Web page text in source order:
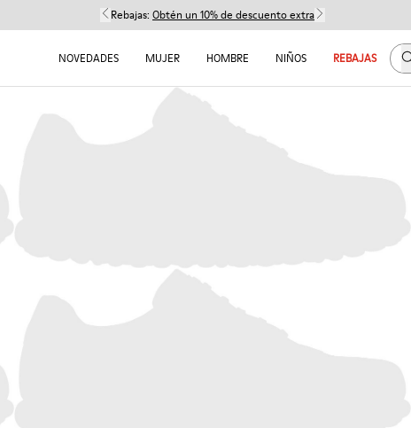
Rebajas: Obtén un 10% de descuento extra
NOVEDADES MUJER HOMBRE NIÑOS REBAJAS